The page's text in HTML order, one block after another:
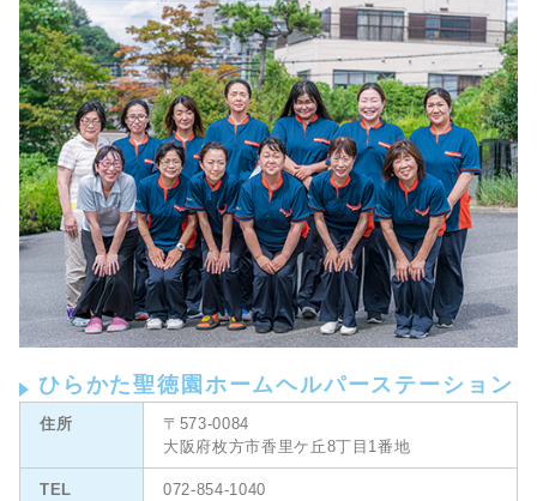
ひらかた聖徳園ホームヘルパーステーション
住所
〒573-0084
大阪府枚方市香里ケ丘8丁目1番地
TEL 072-854-1040